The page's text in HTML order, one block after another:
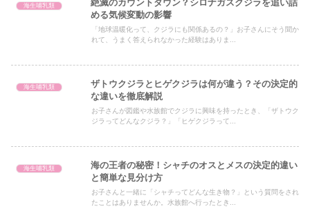
海生哺乳類
絶滅のカウントダウン？シロナガスクジラを追い詰
める気候変動の影響
「地球温暖化って、クジラにも関係あるの？」お子さんにそう聞か
れて、うまく答えられなかった経験はありま...
海生哺乳類
ザトウクジラとヒゲクジラは何が違う？その決定的
な違いを徹底解説
お子さんが図鑑や水族館でクジラに興味を持ったとき、「ザトウク
ジラってどんなクジラ？」「ヒゲクジラって...
海生哺乳類
海の王者の秘密！シャチのオスとメスの決定的違い
と簡単な見分け方
お子さんと一緒に「シャチってどんな生き物？」という質問をされ
たことはありませんか。水族館へ行ったとき...